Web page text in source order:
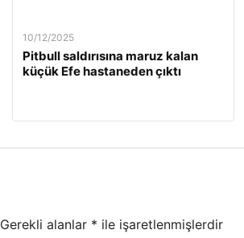
10/12/2025
Pitbull saldırısına maruz kalan
küçük Efe hastaneden çıktı
Gerekli alanlar * ile işaretlenmişlerdir